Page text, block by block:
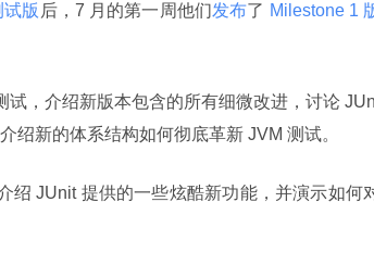
版 后，7 月的第一周他们发布了 Milestone 1
，介绍新版本包含的所有细微改进，讨论
绍新的体系结构如何彻底革新 JVM 测试。
绍 JUnit 提供的一些炫酷新功能，并演示如何